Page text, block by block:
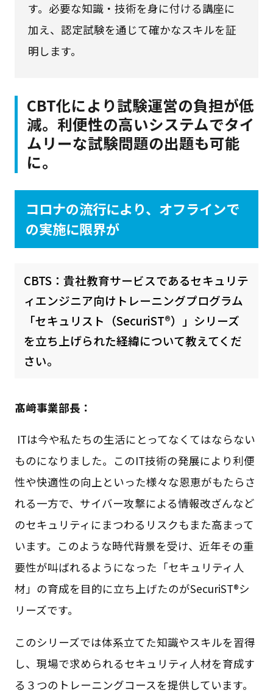
す。必要な知識・技術を身に付ける講座に
加え、認定試験を通じて確かなスキルを証
明します。
CBT化により試験運営の負担が低
減。利便性の高いシステムでタイ
ムリーな試験問題の出題も可能
に。
コロナの流行により、オフラインで
の実施に限界が
CBTS：貴社教育サービスであるセキュリテ
ィエンジニア向けトレーニングプログラム
「セキュリスト（SecuriST®）」シリーズ
を立ち上げられた経緯について教えてくだ
さい。
髙﨑事業部長：
ITは今や私たちの生活にとってなくてはならない
ものになりました。このIT技術の発展により利便
性や快適性の向上といった様々な恩恵がもたらさ
れる一方で、サイバー攻撃による情報改ざんなど
のセキュリティにまつわるリスクもまた高まって
います。このような時代背景を受け、近年その重
要性が叫ばれるようになった「セキュリティ人
材」の育成を目的に立ち上げたのがSecuriST®シ
リーズです。
このシリーズでは体系立てた知識やスキルを習得
し、現場で求められるセキュリティ人材を育成す
る３つのトレーニングコースを提供しています。